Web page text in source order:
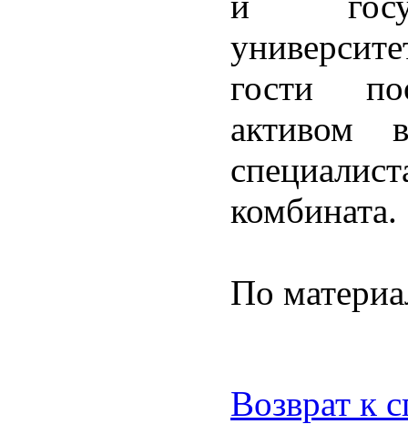
гости
активом
комбината.
По
Возврат к